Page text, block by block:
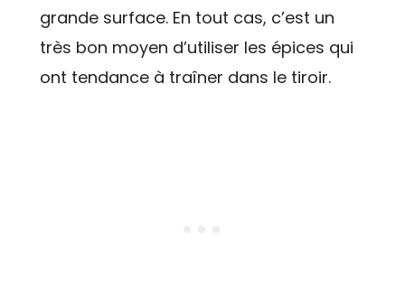
grande surface. En tout cas, c’est un
très bon moyen d’utiliser les épices qui
ont tendance à traîner dans le tiroir.